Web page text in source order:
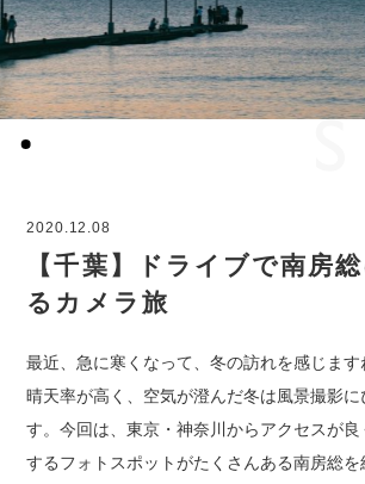
2020.12.08
【千葉】ドライブで南房
るカメラ旅
最近、急に寒くなって、冬の訪れを感じます
晴天率が高く、空気が澄んだ冬は風景撮影
す。今回は、東京・神奈川からアクセスが良
するフォトスポットがたくさんある南房総